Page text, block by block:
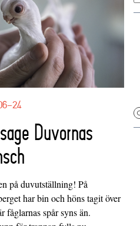
24
Duvornas
på duvutställning! På
har bin och höns tagit över
fåglarnas spår syns än.